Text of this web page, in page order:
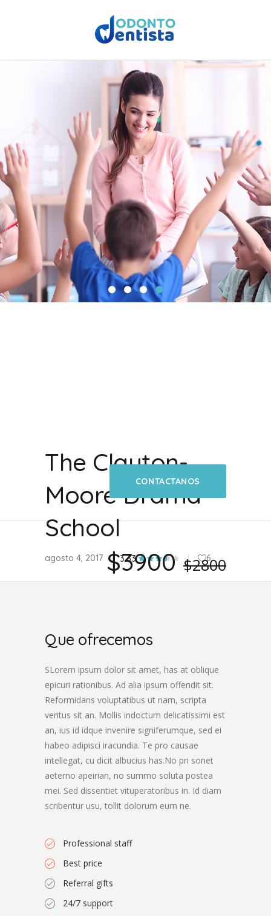
The Clayton-
Moore Drama
School
agosto 4, 2017 3.33 6
CONTACTANOS
$3900 $2800
Que ofrecemos
SLorem ipsum dolor sit amet, has at oblique
epicuri rationibus. Ad alia ipsum offendit sit.
Reformidans voluptatibus ut nam, scripta
veritus sit an. Mollis indoctum delicatissimi est
an, ius id idque invenire signiferumque, sed ei
habeo adipisci iracundia. Te pro causae
intellegat, cu dicit albucius has.No pri sonet
aeterno apeirian, no summo soluta postea
mei. Sed dissentiet vituperatoribus in. Id diam
scribentur usu, tollit dolorum eum ne.
Professional staff
Best price
Referral gifts
24/7 support